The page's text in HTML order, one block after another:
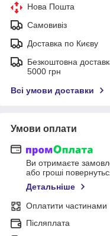
Нова Пошта
Самовивіз
Доставка по Києву
Безкоштовна
5000 грн
Всі умови доставки
Умови оплати
Ви отримаєте
або гроші
Детальніше
Оплатити частинами
Післяплата